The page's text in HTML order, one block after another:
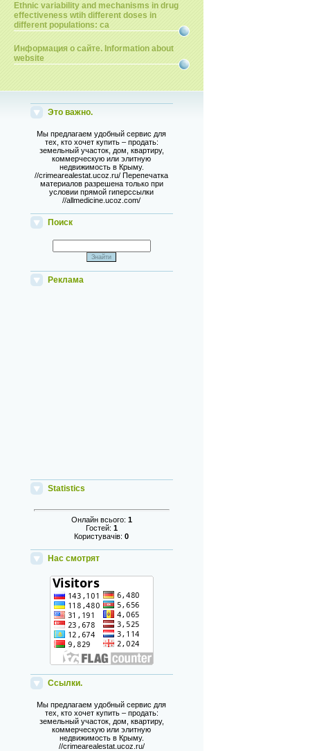
Ethnic variability and mechanisms in drug
effectiveness wtih different doses in
different populations: ca
Информация о сайте. Information about
website
Это важно.
Мы предлагаем удобный сервис для
тех, кто хочет купить – продать:
земельный участок, дом, квартиру,
коммерческую или элитную
недвижимость в Крыму.
//crimearealestat.ucoz.ru/ Перепечатка
материалов разрешена только при
условии прямой гиперссылки
//allmedicine.ucoz.com/
Поиск
Реклама
Statistics
Онлайн всього: 1
Гостей: 1
Користувачів:0
Нас смотрят
Ссылки.
Мы предлагаем удобный сервис для
тех, кто хочет купить – продать:
земельный участок, дом, квартиру,
коммерческую или элитную
недвижимость в Крыму.
//crimearealestat.ucoz.ru/